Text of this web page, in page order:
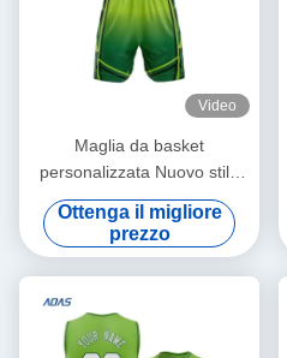
Video
Maglia da basket
personalizzata Nuovo stile
100% poliestere ricamo
cucito stampato squadra
cittadina uniforme sportiva
traspirante ad asciugatura
Ottenga il migliore
prezzo